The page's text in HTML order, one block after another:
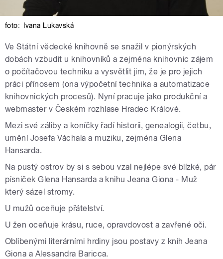
foto: Ivana Lukavská
Ve Státní vědecké knihovně se snažil v pionýrských
dobách vzbudit u knihovníků a zejména knihovnic zájem
o počítačovou techniku a vysvětlit jim, že je pro jejich
práci přínosem (ona výpočetní technika a automatizace
knihovnických procesů). Nyní pracuje jako produkční a
webmaster v Českém rozhlase Hradec Králové.
Mezi své záliby a koníčky řadí historii, genealogii, četbu,
umění Josefa Váchala a muziku, zejména Glena
Hansarda.
Na pustý ostrov by si s sebou vzal nejlépe své blízké, pár
písniček Glena Hansarda a knihu Jeana Giona - Muž
který sázel stromy.
U mužů oceňuje přátelství.
U žen oceňuje krásu, ruce, opravdovost a zavřené oči.
Oblíbenými literárními hrdiny jsou postavy z knih Jeana
Giona a Alessandra Baricca.